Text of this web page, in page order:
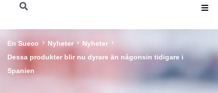
En Sueco Nyheter
Nyheter
Dessa produkter blir nu dyrare än någonsin tidigare i
Spanien